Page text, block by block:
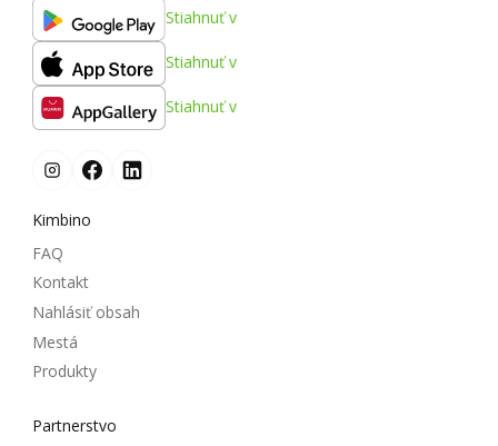
Stiahnuť v
Stiahnuť v
Stiahnuť v
Kimbino
FAQ
Kontakt
Nahlásiť obsah
Mestá
Produkty
Partnerstvo